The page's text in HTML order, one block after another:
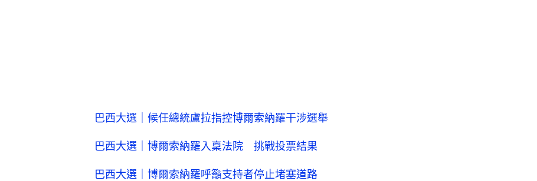
巴西大選｜候任總統盧拉指控博爾索納羅干涉選舉
巴西大選｜博爾索納羅入稟法院 挑戰投票結果
巴西大選｜博爾索納羅呼籲支持者停止堵塞道路